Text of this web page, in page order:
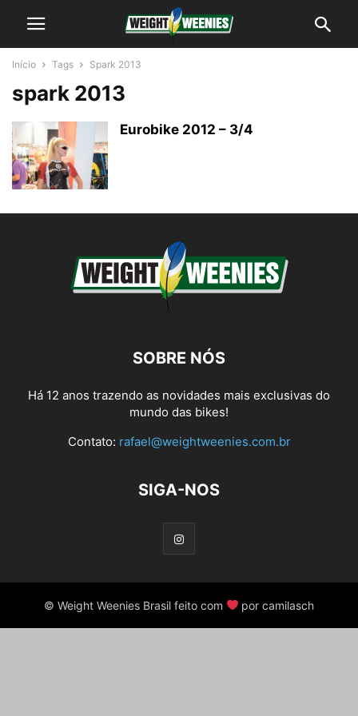
Início Tags Spark 2013
spark 2013
Eurobike 2012 – 3/4
SOBRE NÓS
Há 12 anos trazendo as novidades mais exclusivas do
mundo das bikes!
Contato: rafael@weightweenies.com.br
SIGA-NOS
© Weight Weenies Brasil feito com por camilasch